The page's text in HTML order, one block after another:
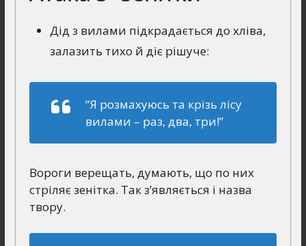
Дід з вилами підкрадається до хліва,
залазить тихо й діє рішуче:
“Я розмахуюсь та крiзь лiсу
вилами – раз, два, три!”
Вороги верещать, думають, що по них
стріляє зенітка. Так з’являється і назва
твору.